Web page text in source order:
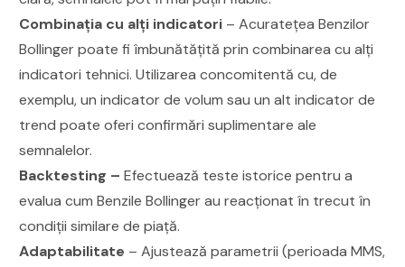
Combinația cu alți indicatori – Acuratețea Benzilor
Bollinger poate fi îmbunătățită prin combinarea cu alți
indicatori tehnici. Utilizarea concomitentă cu, de
exemplu, un indicator de volum sau un alt indicator de
trend poate oferi confirmări suplimentare ale
semnalelor.
Backtesting – Efectuează teste istorice pentru a
evalua cum Benzile Bollinger au reacționat în trecut în
condiții similare de piață.
Adaptabilitate – Ajustează parametrii (perioada MMS,